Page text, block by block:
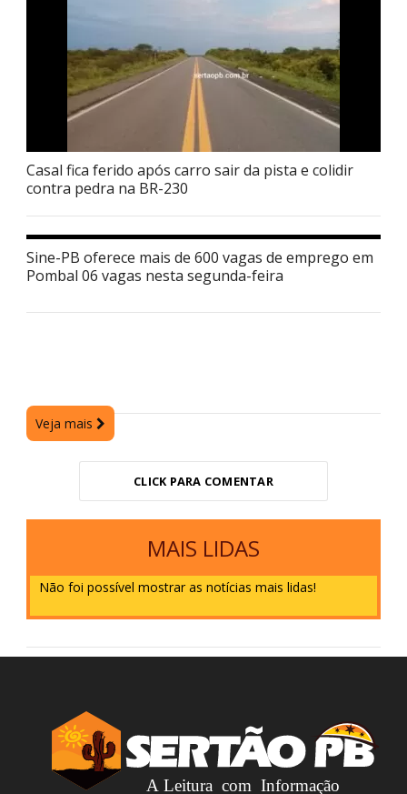
Casal fica ferido após carro sair da pista e colidir
contra pedra na BR-230
Sine-PB oferece mais de 600 vagas de emprego em
Pombal 06 vagas nesta segunda-feira
Veja mais
CLICK PARA COMENTAR
MAIS LIDAS
Não foi possível mostrar as notícias mais lidas!